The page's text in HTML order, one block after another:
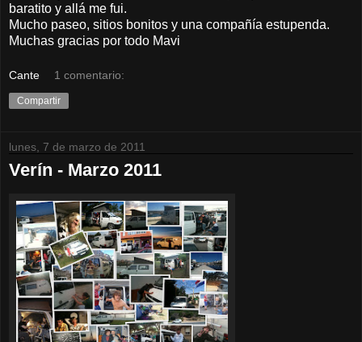
baratito y allá me fui.
Mucho paseo, sitios bonitos y una compañía estupenda.
Muchas gracias por todo Mavi
Cante 1 comentario:
Compartir
lunes, 7 de marzo de 2011
Verín - Marzo 2011